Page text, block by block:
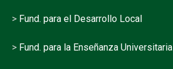
> Fund. para el Desarrollo Local
> Fund. para la Enseñanza Universitaria